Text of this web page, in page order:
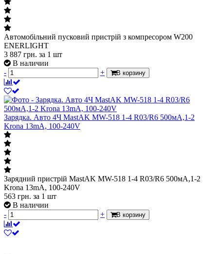
Автомобільний пусковий пристрій з компресором W200
ENERLIGHT
3 887 грн. за 1 шт
В наличии
-
+ В корзину
Зарядка. Авто 4Ч MastAK MW-518 1-4 R03/R6 500мA,1-2
Krona 13mA, 100-240V
Зарядний пристрій MastAK MW-518 1-4 R03/R6 500мA,1-2
Krona 13mA, 100-240V
563 грн. за 1 шт
В наличии
-
+ В корзину